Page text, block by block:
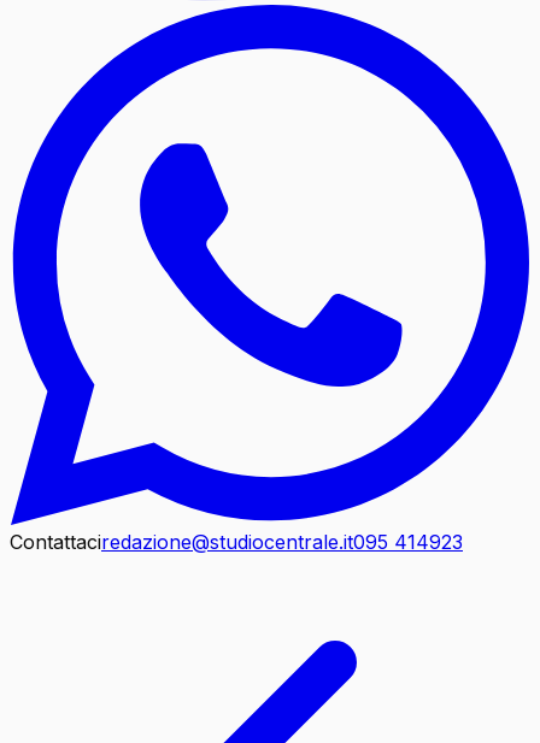
Contattaciredazione@studiocentrale.it095 414923